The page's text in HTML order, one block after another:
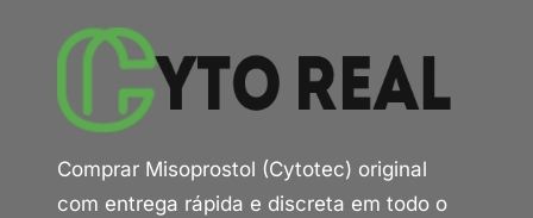
Comprar Misoprostol (Cytotec) original
com entrega rápida e discreta em todo o